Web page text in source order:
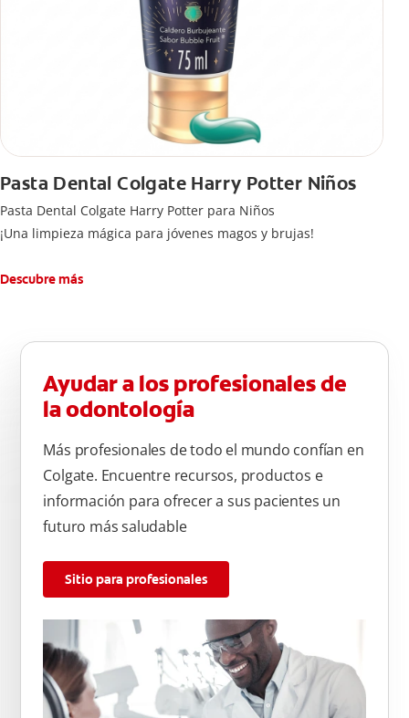
Pasta Dental Colgate Harry Potter Niños
Pasta Dental Colgate Harry Potter para Niños
¡Una limpieza mágica para jóvenes magos y brujas!
Descubre más
Ayudar a los profesionales de
la odontología
Más profesionales de todo el mundo confían en
Colgate. Encuentre recursos, productos e
información para ofrecer a sus pacientes un
futuro más saludable
Sitio para profesionales